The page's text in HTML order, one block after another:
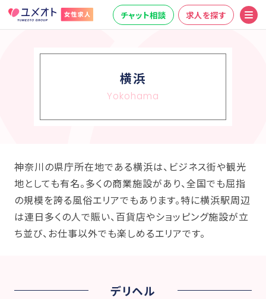
チャット相談 求人を探す
横浜
Yokohama
神奈川の県庁所在地である横浜は、ビジネス街や観光
地としても有名。多くの商業施設があり、全国でも屈指
の規模を誇る風俗エリアでもあります。特に横浜駅周辺
は連日多くの人で賑い、百貨店やショッピング施設が立
ち並び、お仕事以外でも楽しめるエリアです。
デリヘル